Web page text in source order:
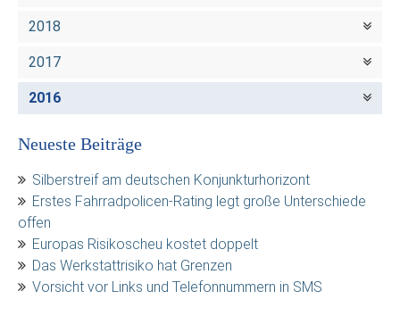
2018
2017
2016
Neueste Beiträge
Silberstreif am deutschen Konjunkturhorizont
Erstes Fahrradpolicen-Rating legt große Unterschiede
offen
Europas Risikoscheu kostet doppelt
Das Werkstattrisiko hat Grenzen
Vorsicht vor Links und Telefonnummern in SMS